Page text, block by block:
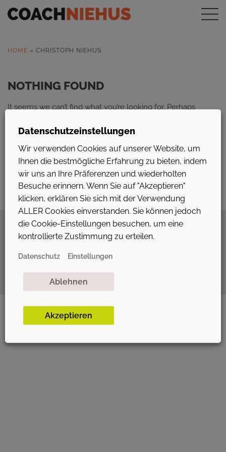
HOME » CHRISTOPH NIEHUS
NOTHING FOUND
It seems we can’t find what you’re looking for. Perhaps
BUSINESS COACHING &
CONSULTING FÜR MEHR
FÜHRUNGSKRAFT
DATENSCHUTZ­ERKLÄRUNG
Datenschutzeinstellungen
Wir verwenden Cookies auf unserer Website, um
Ihnen die bestmögliche Erfahrung zu bieten, indem
wir uns an Ihre Präferenzen und wiederholten
Besuche erinnern. Wenn Sie auf "Akzeptieren"
klicken, erklären Sie sich mit der Verwendung
ALLER Cookies einverstanden. Sie können jedoch
die Cookie-Einstellungen besuchen, um eine
kontrollierte Zustimmung zu erteilen.
Datenschutz Einstellungen
Ablehnen
Akzeptieren